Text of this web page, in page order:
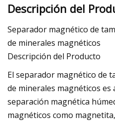
Descripción del
Separador magnético de
de minerales magnéticos
Descripción del Producto
El separador magnético de
de minerales magnéticos es
separación magnética
magnéticos como